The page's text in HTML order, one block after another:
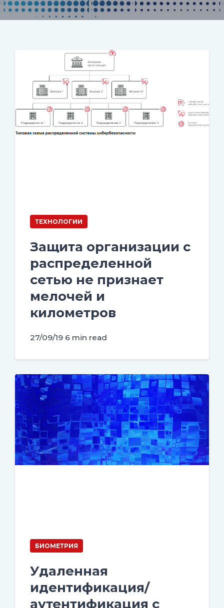
ТЕХНОЛОГИИ
Защита организации с
распределенной
сетью не признает
мелочей и
километров
27/09/19 6 min read
БИОМЕТРИЯ
Удаленная
идентификация/
аутентификация с